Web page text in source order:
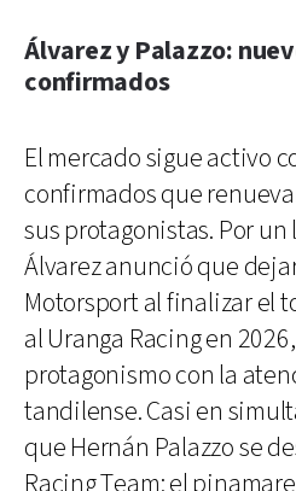
Álvarez y Palazzo:
confirmados
El mercado sigue activo
confirmados que
sus protagonistas. Por
Álvarez anunció que
Motorsport al finalizar el
al Uranga Racing en
protagonismo con la
tandilense. Casi en
que Hernán Palazzo se
Racing Team; el